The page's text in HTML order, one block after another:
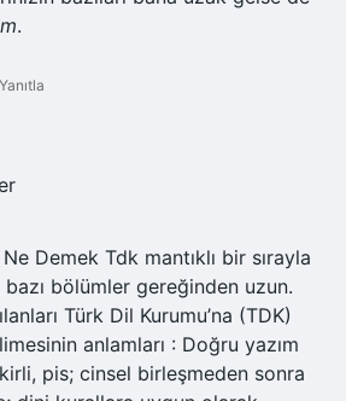
.
Yanıtla
Demek Tdk mantıklı bir sırayla
bazı bölümler gereğinden uzun.
Türk Dil Kurumu’na (TDK)
anlamları : Doğru yazım
kirli, pis; cinsel birleşmeden sonra